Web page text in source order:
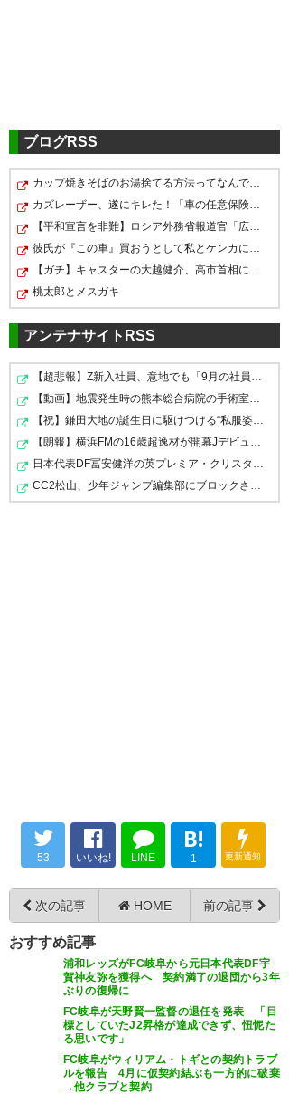
え！？セランテス引退すんの？
最後は福岡戻ってきて欲しかっ
た
— とぅーる (too_ruu)
7
セランテス遂に引退かぁ。
アビスパ昇格の立役者の一人だ
ったのに、J1一緒に戦えなく
て、アビサポ的には申し訳ない
セランテス選手 まだまだ試合
で観れると思ってた。寂しいで
— 聖羅 (seira1006)2026, 5月 7
セランテス引退か…一度も勝て
なかったな。プレーも人間性も
好きないいキーパーでした、お
疲れ様でした。
— OKA Hiroaki (361110_MKST)
2026, 5月 7
セランテスも引退なんですね…
今治に来た時の衝撃は半端なか
ったですよね
牧のうどんの肉うどんを、お箸
で美味しそうに食べていた姿
も、思い出に残ってます
現役引退…本当にお疲れ様でし
た！
— manu29manu
(manuman45955569)2026, 5
この動画を見るだけでアビスパ
にとってどれだけ大きい存在だ
ったか…
J1で一緒に戦いたかったけど間
違いなくその魂は村上選手等に
引き継がれました
コロナ禍の現地観戦で大声の日
本語でコーチングしていたジョ
ンの姿はまだ記憶に残っていま
す
現役お疲れ様でした！！
#アビスパ福岡#セランテス
手の1人。現役生活お疲れ様でし
た。
— 𝑯𝒂𝒓𝒖𝒌𝒊 (HARUKI_amj3)2026,
5月 7
セランテス引退か
19年にJ2残留できたのと20年に
J1昇格できたのもセランテスが
いたからこそだったな
ブログRSS
カップ焼きそばのお湯捨てる方法ってなんで全然進歩せん…
カズレーザー、遂にキレた！「車の任意保険は強制にしろ…
【平和宣言を非難】ロシア外務省報道官「広島市長は『偽…
彼氏が『この車』買おうとして私とケンカになってるんだ…
【ガチ】キャスターの大越健介、高市首相に『爆弾発言』…
桃太郎とメスガキ
アンテナサイトRSS
【超悲報】Z新入社員、意地でも「9月の社員旅行」の計画…
【動画】地震発生時の熊本総合病院の手術室の様子が(((ﾟД…
【祝】鎌田大地の誕生日に駆けつける“私服姿の日本代表ト…
【朗報】横浜FMの16歳超逸材が開幕Jデビュー戦で魅せた“…
日本代表DF冨安健洋の英プレミア・クリスタルパレス加入…
CC2松山、少年ジャンプ編集部にブロックされるwwwww
53 いいね! LINE
B!
1 更新通知
次の記事 HOME 前の記事
おすすめ記事
浦和レッズがFC岐阜から元日本代表DF宇
賀神友弥を獲得へ 契約満了の退団から3年
ぶりの復帰に
FC岐阜が天野賢一監督の退任を発表 「目
標としていたJ2昇格が達成できず、忸怩た
る思いです」
FC岐阜がウィリアム・トギとの契約トラブ
ルを報告 4月に仮契約結ぶも一方的に破棄
→他クラブと契約